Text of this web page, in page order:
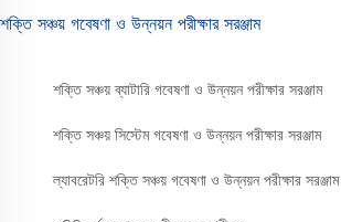
শক্তি সঞ্চয় গবেষণা ও উন্নয়ন পরীক্ষার সরঞ্জাম
শক্তি সঞ্চয় ব্যাটারি গবেষণা ও উন্নয়ন পরীক্ষার সরঞ্জাম
শক্তি সঞ্চয় সিস্টেম গবেষণা ও উন্নয়ন পরীক্ষার সরঞ্জাম
ল্যাবরেটরি শক্তি সঞ্চয় গবেষণা ও উন্নয়ন পরীক্ষার সরঞ্জাম